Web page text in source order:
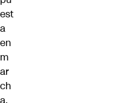
est
a
en
m
ar
ch
a,